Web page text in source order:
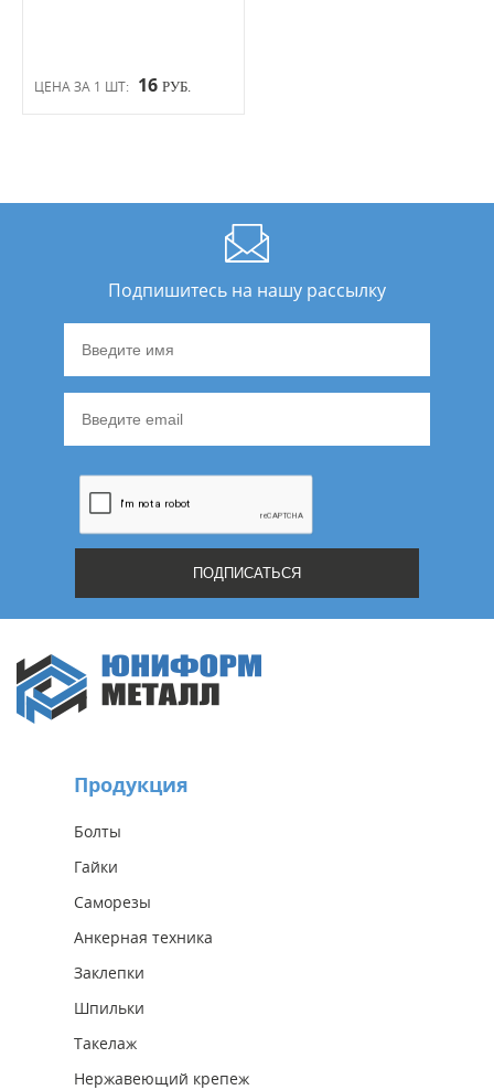
ЦЕНА ЗА 1 ШТ: 16 РУБ.
Подпишитесь на нашу рассылку
Продукция
Болты
Гайки
Саморезы
Анкерная техника
Заклепки
Шпильки
Такелаж
Нержавеющий крепеж